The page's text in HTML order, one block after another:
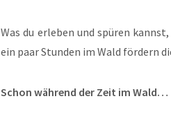
Was du erleben und spüren
ein paar Stunden im Wald fördern
Schon während der Zeit im Wald…